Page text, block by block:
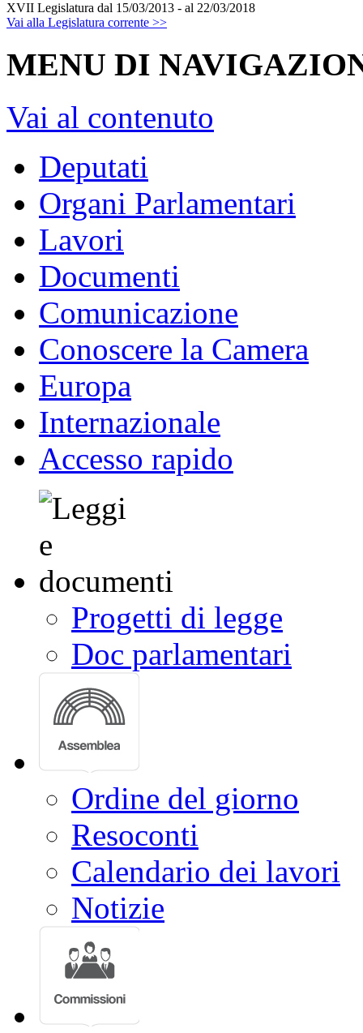
XVII Legislatura dal 15/03/2013 - al 22/03/2018
Vai alla Legislatura corrente >>
MENU DI
Vai al contenuto
Deputati
Organi Parlamentari
Lavori
Documenti
Comunicazione
Conoscere la Camera
Europa
Internazionale
Accesso rapido
Progetti di legge
Doc parlamentari
Ordine del giorno
Resoconti
Calendario dei lavori
Notizie